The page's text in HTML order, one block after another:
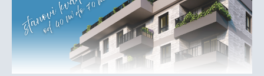
Crna
kronika
Politika